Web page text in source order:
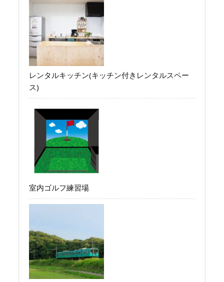
レンタルキッチン(キッチン付きレンタルスペー
ス)
室内ゴルフ練習場